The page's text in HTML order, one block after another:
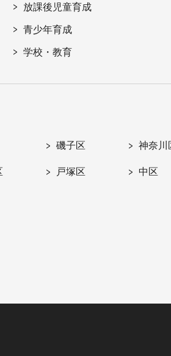
放課後児童育成
青少年育成
学校・教育
磯子区 神奈川
戸塚区 中区